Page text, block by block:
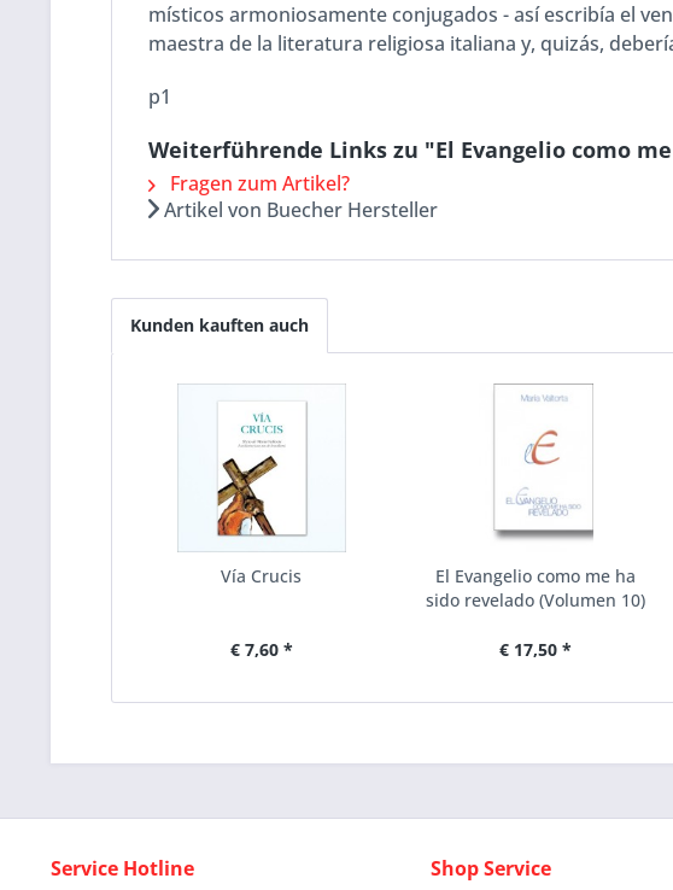
místicos armoniosamente conjugados - así escribía el
maestra de la literatura religiosa italiana y, quizás,
p1
Weiterführende Links zu "El Evangelio como
Fragen zum Artikel?
Artikel von Buecher Hersteller
Kunden kauften auch
Vía Crucis
€ 7,60 *
El Evangelio como me ha
sido revelado (Volumen 10)
€ 17,50 *
Service Hotline Shop Service